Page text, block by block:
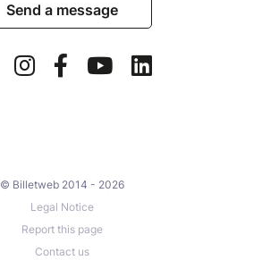
Send a message
© Billetweb 2014 - 2026
Legal Notice
Report this page
Contact us